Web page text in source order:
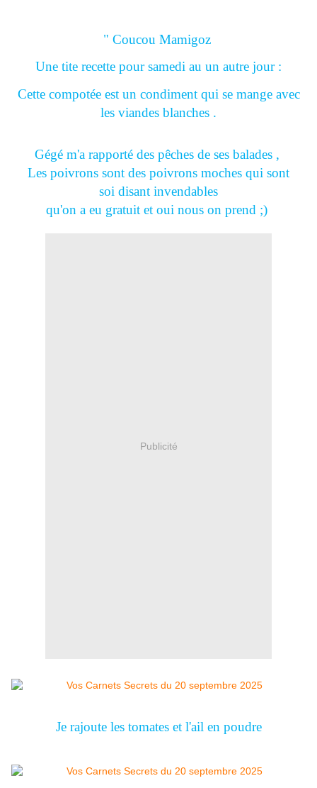
" Coucou Mamigoz
Une tite recette pour samedi au un autre jour :
Cette compotée est un condiment qui se mange avec
les viandes blanches .
Gégé m'a rapporté des pêches de ses balades ,
Les poivrons sont des poivrons moches qui sont
soi disant invendables
qu'on a eu gratuit et oui nous on prend ;)
Publicité
Je rajoute les tomates et l'ail en poudre